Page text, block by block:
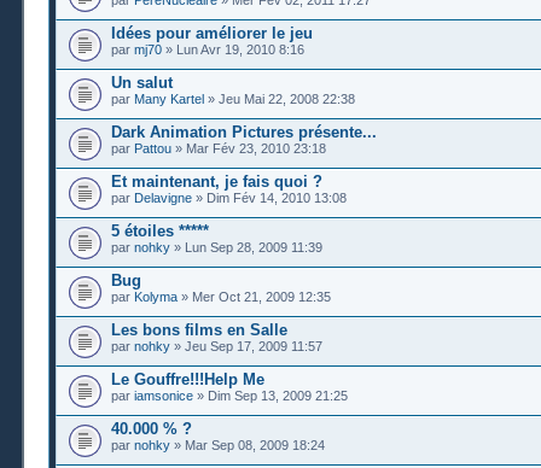
Idées pour améliorer le jeu
par mj70 » Lun Avr 19, 2010 8:16
Un salut
par Many Kartel » Jeu Mai 22, 2008 22:38
Dark Animation Pictures présente...
par Pattou » Mar Fév 23, 2010 23:18
Et maintenant, je fais quoi ?
par Delavigne » Dim Fév 14, 2010 13:08
5 étoiles *****
par nohky » Lun Sep 28, 2009 11:39
Bug
par Kolyma » Mer Oct 21, 2009 12:35
Les bons films en Salle
par nohky » Jeu Sep 17, 2009 11:57
Le Gouffre!!!Help Me
par iamsonice » Dim Sep 13, 2009 21:25
40.000 % ?
par nohky » Mar Sep 08, 2009 18:24